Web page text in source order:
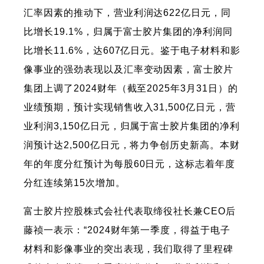
汇率因素的推动下，营业利润达622亿日元，同
比增长19.1%，归属于富士胶片集团的净利润同
比增长11.6%，达607亿日元。鉴于电子材料和影
像事业的强劲表现以及汇率变动因素，富士胶片
集团上调了2024财年（截至2025年3月31日）的
业绩预期，预计实现销售收入31,500亿日元，营
业利润3,150亿日元，归属于富士胶片集团的净利
润预计达2,500亿日元，将力争创历史新高。本财
年的年度分红预计为每股60日元，这标志着年度
分红连续第15次增加。
富士胶片控股株式会社代表取缔役社长兼CEO后
藤祯一表示：“2024财年第一季度，得益于电子
材料和影像事业的突出表现，我们取得了里程碑